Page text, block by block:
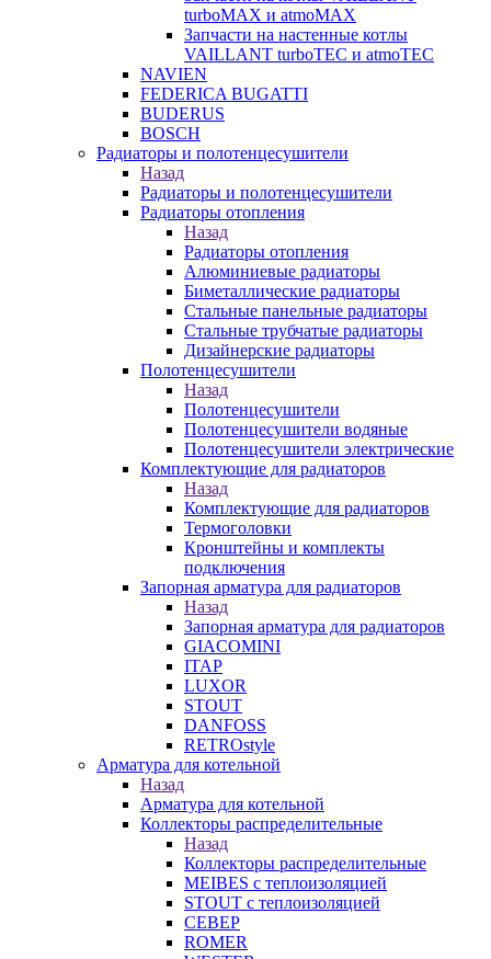
turboMAX и atmoMAX
Запчасти на настенные котлы
VAILLANT turboTEC и atmoTEC
NAVIEN
FEDERICA BUGATTI
BUDERUS
BOSCH
Радиаторы и полотенцесушители
Назад
Радиаторы и полотенцесушители
Радиаторы отопления
Назад
Радиаторы отопления
Алюминиевые радиаторы
Биметаллические радиаторы
Стальные панельные радиаторы
Стальные трубчатые радиаторы
Дизайнерские радиаторы
Полотенцесушители
Назад
Полотенцесушители
Полотенцесушители водяные
Полотенцесушители электрические
Комплектующие для радиаторов
Назад
Комплектующие для радиаторов
Термоголовки
Кронштейны и комплекты
подключения
Запорная арматура для радиаторов
Назад
Запорная арматура для радиаторов
GIACOMINI
ITAP
LUXOR
STOUT
DANFOSS
RETROstyle
Арматура для котельной
Назад
Арматура для котельной
Коллекторы распределительные
Назад
Коллекторы распределительные
MEIBES с теплоизоляцией
STOUT с теплоизоляцией
СЕВЕР
ROMER